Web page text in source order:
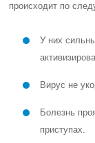
происходит по
У них
Вирус не
Болезнь
приступах.